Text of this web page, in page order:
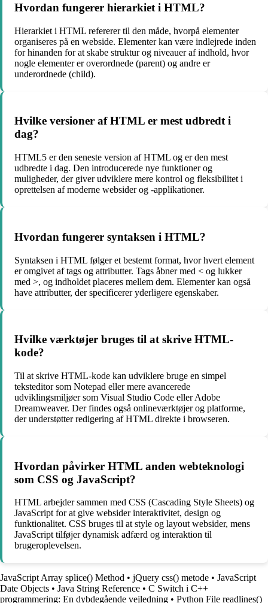
Hvordan fungerer hierarkiet i HTML?
Hierarkiet i HTML refererer til den måde, hvorpå elementer
organiseres på en webside. Elementer kan være indlejrede inden
for hinanden for at skabe struktur og niveauer af indhold, hvor
nogle elementer er overordnede (parent) og andre er
underordnede (child).
Hvilke versioner af HTML er mest udbredt i
dag?
HTML5 er den seneste version af HTML og er den mest
udbredte i dag. Den introducerede nye funktioner og
muligheder, der giver udviklere mere kontrol og fleksibilitet i
oprettelsen af moderne websider og -applikationer.
Hvordan fungerer syntaksen i HTML?
Syntaksen i HTML følger et bestemt format, hvor hvert element
er omgivet af tags og attributter. Tags åbner med < og lukker
med >, og indholdet placeres mellem dem. Elementer kan også
have attributter, der specificerer yderligere egenskaber.
Hvilke værktøjer bruges til at skrive HTML-
kode?
Til at skrive HTML-kode kan udviklere bruge en simpel
teksteditor som Notepad eller mere avancerede
udviklingsmiljøer som Visual Studio Code eller Adobe
Dreamweaver. Der findes også onlineværktøjer og platforme,
der understøtter redigering af HTML direkte i browseren.
Hvordan påvirker HTML anden webteknologi
som CSS og JavaScript?
HTML arbejder sammen med CSS (Cascading Style Sheets) og
JavaScript for at give websider interaktivitet, design og
funktionalitet. CSS bruges til at style og layout websider, mens
JavaScript tilføjer dynamisk adfærd og interaktion til
brugeroplevelsen.
JavaScript Array splice() Method • jQuery css() metode • JavaScript
Date Objects • Java String Reference • C Switch i C++
programmering: En dybdegående vejledning • Python File readlines()